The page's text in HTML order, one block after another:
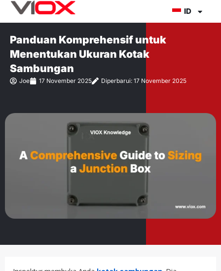
Lewati
ID
Panduan Komprehensif untuk
Menentukan Ukuran Kotak
Sambungan
Joe 17 November 2025 Diperbarui: 17 November 2025